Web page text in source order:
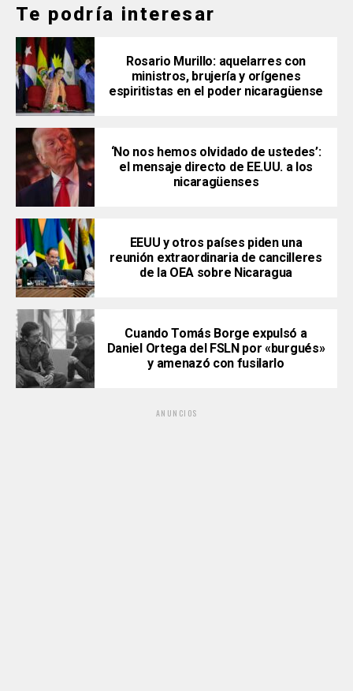
Te podría interesar
Rosario Murillo: aquelarres con
ministros, brujería y orígenes
espiritistas en el poder nicaragüense
‘No nos hemos olvidado de ustedes’:
el mensaje directo de EE.UU. a los
nicaragüenses
EEUU y otros países piden una
reunión extraordinaria de cancilleres
de la OEA sobre Nicaragua
Cuando Tomás Borge expulsó a
Daniel Ortega del FSLN por «burgués»
y amenazó con fusilarlo
ANUNCIOS